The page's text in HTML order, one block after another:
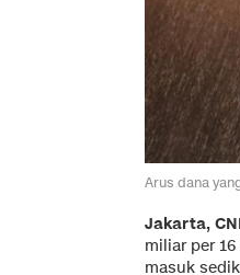
Arus dana
Jakarta,
miliar per
masuk